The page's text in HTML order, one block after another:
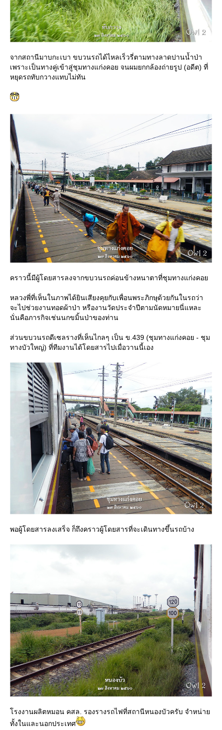
จากสถานีมาบกะเบา ขบวนรถได้ไหลเร็วรี่ตามทางลาดปานน้ำป่า
เพราะเป็นทางคู่เข้าสู่ชุมทางแก่งคอย จนผมยกกล้องถ่ายรูป (อดีต) ที่
หยุดรถทับกวางแทบไม่ทัน
คราวนี้มีผู้โดยสารลงจากขบวนรถค่อนข้างหนาตาที่ชุมทางแก่งคอ
หลวงพี่ที่เห็นในภาพได้ยินเสียงคุยกับเพื่อนพระภิกษุด้วยกันในรถว่า
จะไปช่วยงานทอดผ้าป่า หรืองานวัดประจำปีตามนัดหมายนี่แหละ
นั่นคือภารกิจเช่นนกขมิ้นป่าของท่าน
ส่วนขบวนรถดีเซลรางที่เห็นไกลๆ เป็น ข.439 (ชุมทางแก่งคอย - ชุม
ทางบัวใหญ่) ที่ทีมงานได้โดยสารไปเมื่อวานนี้เอง
พอผู้โดยสารลงเสร็จ ก็ถึงคราวผู้โดยสารที่จะเดินทางขึ้นรถบ้าง
รงงานผลิตหมอน คสล. รองรางรถไฟที่สถานีหนองบัวครับ จำหน่า
ทั้งในและนอกประเทศ